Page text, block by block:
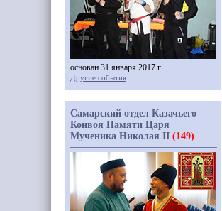
основан 31 января 2017 г.
Другие события
Самарский отдел Казачьего
Конвоя Памяти Царя
Мученика Николая II (149)